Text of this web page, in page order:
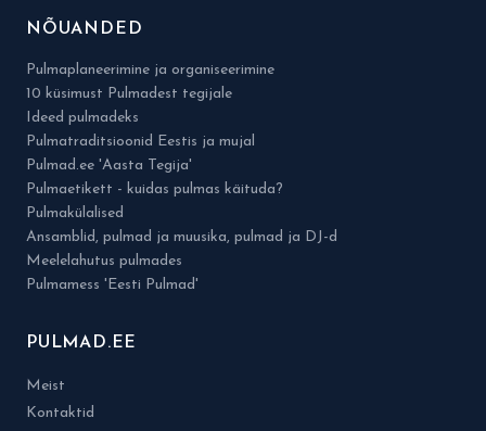
NÕUANDED
Pulmaplaneerimine ja organiseerimine
10 küsimust Pulmadest tegijale
Ideed pulmadeks
Pulmatraditsioonid Eestis ja mujal
Pulmad.ee 'Aasta Tegija'
Pulmaetikett - kuidas pulmas käituda?
Pulmakülalised
Ansamblid, pulmad ja muusika, pulmad ja DJ-d
Meelelahutus pulmades
Pulmamess 'Eesti Pulmad'
PULMAD.EE
Meist
Kontaktid